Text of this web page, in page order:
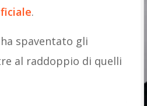
.
spaventato gli
al raddoppio di quelli